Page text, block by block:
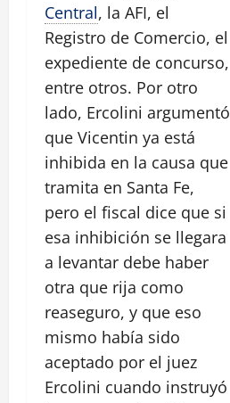
Central, la AFI, el
Registro de Comercio, el
expediente de concurso,
entre otros. Por otro
lado, Ercolini argumentó
que Vicentin ya está
inhibida en la causa que
tramita en Santa Fe,
pero el fiscal dice que si
esa inhibición se llegara
a levantar debe haber
otra que rija como
reaseguro, y que eso
mismo había sido
aceptado por el juez
Ercolini cuando instruyó